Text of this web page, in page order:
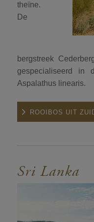
theïne.
De
bergstreek
gespecialiseerd in
Aspalathus linearis.
ROOIBOS UIT
Sri Lanka